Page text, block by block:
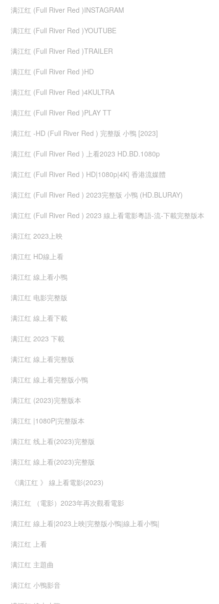
满江红 (Full River Red )INSTAGRAM
满江红 (Full River Red )YOUTUBE
满江红 (Full River Red )TRAILER
满江红 (Full River Red )HD
满江红 (Full River Red )4KULTRA
满江红 (Full River Red )PLAY TT
满江红 -HD (Full River Red ) 完整版 小鴨 [2023]
满江红 (Full River Red ) 上看2023 HD.BD.1080p
满江红 (Full River Red ) HD|1080p|4K| 香港流媒體
满江红 (Full River Red ) 2023完整版 小鴨 (HD.BLURAY)
满江红 (Full River Red ) 2023 線上看電影粵語-流-下載完整版本
满江红 2023上映
满江红 HD線上看
满江红 線上看小鴨
满江红 电影完整版
满江红 線上看下載
满江红 2023 下載
满江红 線上看完整版
满江红 線上看完整版小鴨
满江红 (2023)完整版本
满江红 |1080P|完整版本
满江红 线上看(2023)完整版
满江红 線上看(2023)完整版
《满江红 》 線上看電影(2023)
满江红 （電影）2023年再次觀看電影
满江红 線上看|2023上映|完整版小鴨|線上看小鴨|
满江红 上看
满江红 主題曲
满江红 小鴨影音